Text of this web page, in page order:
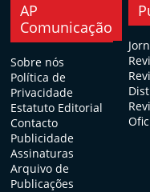
AP
Comunicação
Sobre nós
Política de
Privacidade
Estatuto Editorial
Contacto
Publicidade
Assinaturas
Arquivo de
Publicações